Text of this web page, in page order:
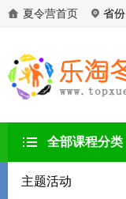
夏令营首页 省份
全部课程分类
主题活动